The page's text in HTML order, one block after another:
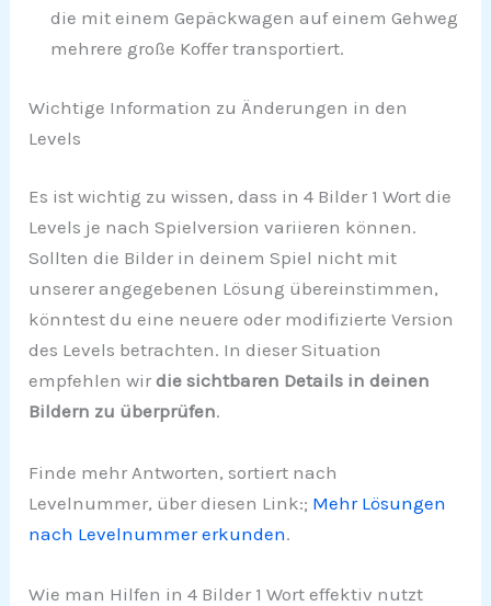
die mit einem Gepäckwagen auf einem Gehweg
mehrere große Koffer transportiert.
Wichtige Information zu Änderungen in den
Levels
Es ist wichtig zu wissen, dass in 4 Bilder 1 Wort die
Levels je nach Spielversion variieren können.
Sollten die Bilder in deinem Spiel nicht mit
unserer angegebenen Lösung übereinstimmen,
könntest du eine neuere oder modifizierte Version
des Levels betrachten. In dieser Situation
empfehlen wirdie sichtbaren Details in deinen
Bildern zu überprüfen.
Finde mehr Antworten, sortiert nach
Levelnummer, über diesen Link:; Mehr Lösungen
nach Levelnummer erkunden.
Wie man Hilfen in 4 Bilder 1 Wort effektiv nutzt